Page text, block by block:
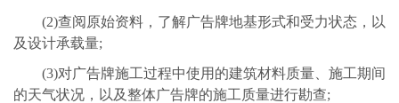
(2)查阅原始资料，了解广告牌地基形式和受力状态，以
及设计承载量;
(3)对广告牌施工过程中使用的建筑材料质量、施工期间
的天气状况，以及整体广告牌的施工质量进行勘查;